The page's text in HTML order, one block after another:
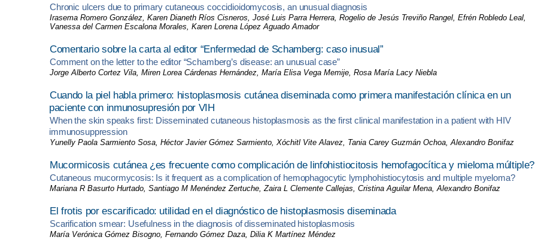
Chronic ulcers due to primary cutaneous coccidioidomycosis, an unusual diagnosis
Irasema Romero González, Karen Dianeth Ríos Cisneros, José Luis Parra Herrera, Rogelio de Jesús Treviño Rangel, Efrén Robledo Leal,
Vanessa del Carmen Escalona Morales, Karen Lorena López Aguado Amador
Comentario sobre la carta al editor “Enfermedad de Schamberg: caso inusual”
Comment on the letter to the editor “Schamberg’s disease: an unusual case”
Jorge Alberto Cortez Vila, Miren Lorea Cárdenas Hernández, María Elisa Vega Memije, Rosa María Lacy Niebla
Cuando la piel habla primero: histoplasmosis cutánea diseminada como primera manifestación clínica en un
paciente con inmunosupresión por VIH
When the skin speaks first: Disseminated cutaneous histoplasmosis as the first clinical manifestation in a patient with HIV
immunosuppression
Yunelly Paola Sarmiento Sosa, Héctor Javier Gómez Sarmiento, Xóchitl Vite Alavez, Tania Carey Guzmán Ochoa, Alexandro Bonifaz
Mucormicosis cutánea ¿es frecuente como complicación de linfohistiocitosis hemofagocítica y mieloma múltiple?
Cutaneous mucormycosis: Is it frequent as a complication of hemophagocytic lymphohistiocytosis and multiple myeloma?
Mariana R Basurto Hurtado, Santiago M Menéndez Zertuche, Zaira L Clemente Callejas, Cristina Aguilar Mena, Alexandro Bonifaz
El frotis por escarificado: utilidad en el diagnóstico de histoplasmosis diseminada
Scarification smear: Usefulness in the diagnosis of disseminated histoplasmosis
María Verónica Gómez Bisogno, Fernando Gómez Daza, Dilia K Martínez Méndez